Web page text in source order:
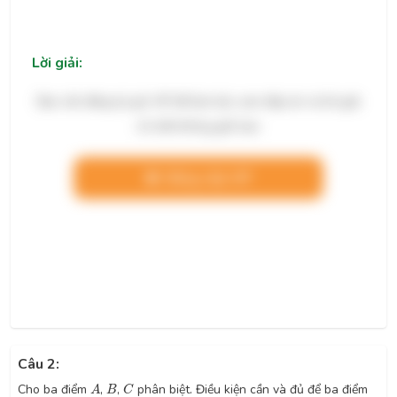
Lời giải:
Câu 2:
Cho ba điểm A
A, B
B, C
Cphân biệt. Điều kiện cần và đủ để ba điểm